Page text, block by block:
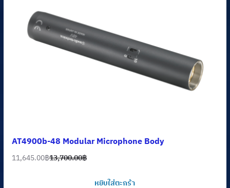
AT4900b-48 Modular Microphone Body
13,700.00฿
Original
11,645.00฿
Current
หยิบใส่ตะกร้า